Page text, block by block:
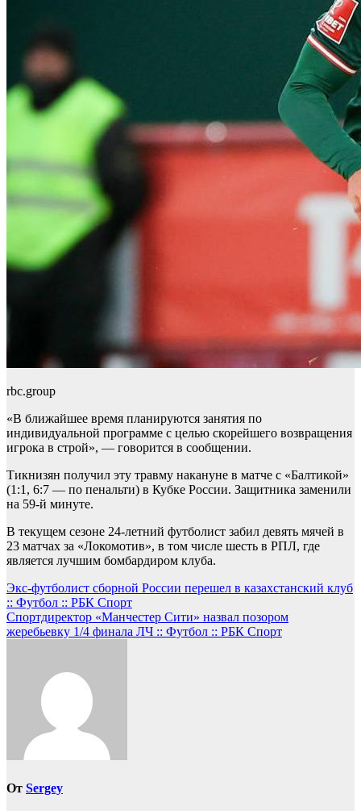
rbc.group
«В ближайшее время планируются занятия по
индивидуальной программе с целью скорейшего возвращения
игрока в строй», — говорится в сообщении.
Тикнизян получил эту травму накануне в матче с «Балтикой»
(1:1, 6:7 — по пенальти) в Кубке России. Защитника заменили
на 59-й минуте.
В текущем сезоне 24-летний футболист забил девять мячей в
23 матчах за «Локомотив», в том числе шесть в РПЛ, где
является лучшим бомбардиром клуба.
Навигация
по
записям
Экс-футболист сборной России перешел в казахстанский клуб
:: Футбол :: РБК Спорт
Спортдиректор «Манчестер Сити» назвал позором
жеребьевку 1/4 финала ЛЧ :: Футбол :: РБК Спорт
От Sergey